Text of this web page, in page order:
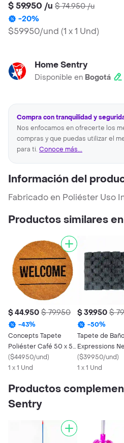
$ 59.950 /u $ 74.950/u
-20%
$59950/und (1 x 1 Und)
Home Sentry
Disponible en Bogotá
Compra con tranquilidad y
Nos enfocamos en ofrecerte los
compras y que puedas utilizar el
para ti. Conoce más...
Información del
Fabricado en Poliéster Uso
Productos similares
$ 44.950 $ 79.950
-43%
Concepts Tapete
Poliéster Café 50 x 50
cm
($44950/und)
1 x 1 Und
$ 39.950 $
-50%
Tapete de Baño
Expressions
x 45 cm
($39950/und)
1 x 1 Und
Productos
Sentry